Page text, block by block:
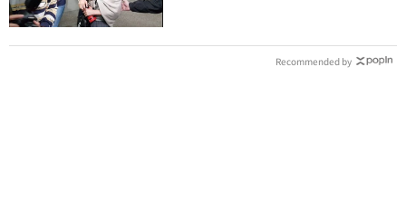
Recommended by